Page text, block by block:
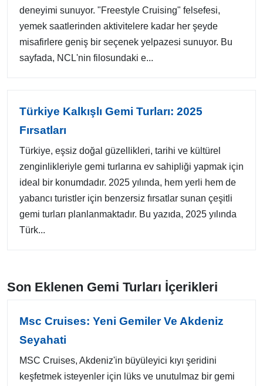
deneyimi sunuyor. "Freestyle Cruising" felsefesi,
yemek saatlerinden aktivitelere kadar her şeyde
misafirlere geniş bir seçenek yelpazesi sunuyor. Bu
sayfada, NCL'nin filosundaki e...
Türkiye Kalkışlı Gemi Turları: 2025
Fırsatları
Türkiye, eşsiz doğal güzellikleri, tarihi ve kültürel
zenginlikleriyle gemi turlarına ev sahipliği yapmak için
ideal bir konumdadır. 2025 yılında, hem yerli hem de
yabancı turistler için benzersiz fırsatlar sunan çeşitli
gemi turları planlanmaktadır. Bu yazıda, 2025 yılında
Türk...
Son Eklenen Gemi Turları İçerikleri
Msc Cruises: Yeni Gemiler Ve Akdeniz
Seyahati
MSC Cruises, Akdeniz'in büyüleyici kıyı şeridini
keşfetmek isteyenler için lüks ve unutulmaz bir gemi